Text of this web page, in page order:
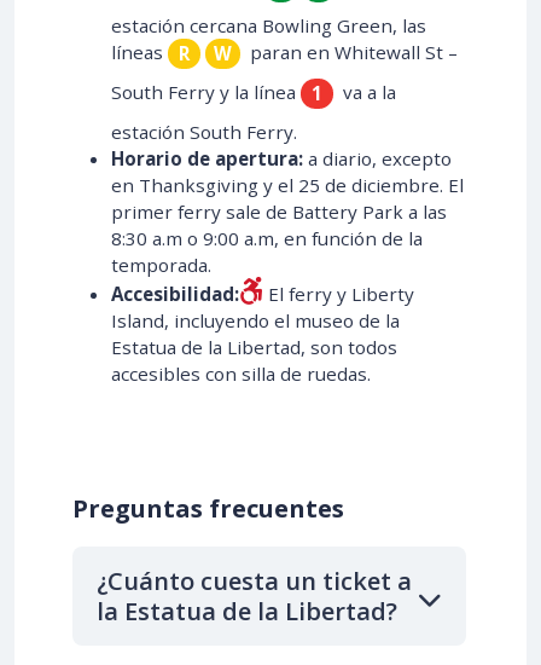
estación cercana Bowling Green, las
líneas
R W
paran en Whitewall St –
South Ferry y la línea
1
va a la
estación South Ferry.
Horario de apertura: a diario, excepto
en Thanksgiving y el 25 de diciembre. El
primer ferry sale de Battery Park a las
8:30 a.m o 9:00 a.m, en función de la
temporada.
Accesibilidad:
El ferry y Liberty
Island, incluyendo el museo de la
Estatua de la Libertad, son todos
accesibles con silla de ruedas.
Preguntas frecuentes
¿Cuánto cuesta un ticket a
la Estatua de la Libertad?